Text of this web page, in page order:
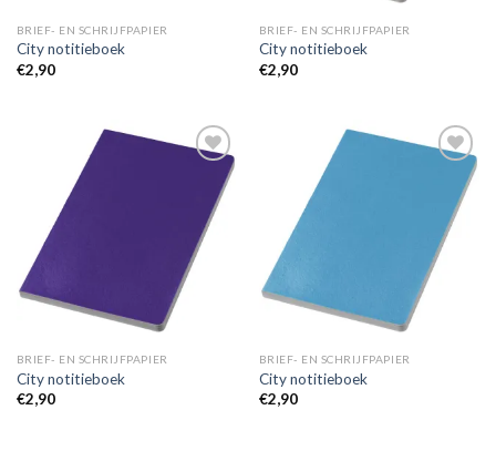
BRIEF- EN SCHRIJFPAPIER
City notitieboek
€2,90
BRIEF- EN SCHRIJFPAPIER
City notitieboek
€2,90
Toevoegen
wenslijst
BRIEF- EN SCHRIJFPAPIER
City notitieboek
€2,90
Toevoegen
wenslijst
BRIEF- EN SCHRIJFPAPIER
City notitieboek
€2,90